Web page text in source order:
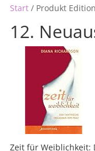
Start/ Produkt
12.
Zeit für Weiblichkeit: